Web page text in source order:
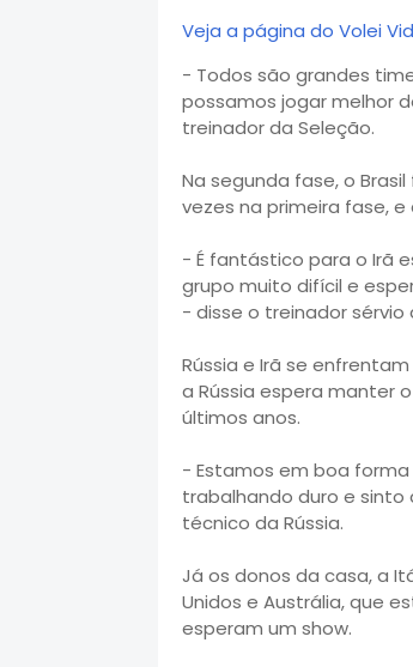
Veja a página do Volei
- Todos são grandes
possamos jogar melhor
treinador da Seleção.
Na segunda fase, o
vezes na primeira fase, e
- É fantástico para o Irã
grupo muito difícil e
- disse o treinador sérvio
Rússia e Irã se
a Rússia espera manter
últimos anos.
- Estamos em boa
trabalhando duro e sinto
técnico da Rússia.
Já os donos da casa, a
Unidos e Austrália, que
esperam um show.